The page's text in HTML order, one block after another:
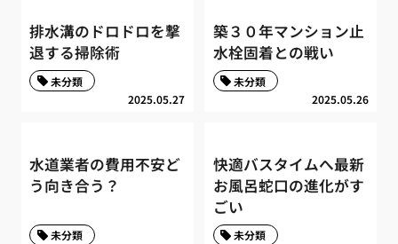
排水溝のドロドロを撃
退する掃除術
2025.05.27
未分類
築３０年マンション止
水栓固着との戦い
2025.05.26
未分類
水道業者の費用不安ど
う向き合う？
未分類
快適バスタイムへ最新
お風呂蛇口の進化がす
ごい
未分類